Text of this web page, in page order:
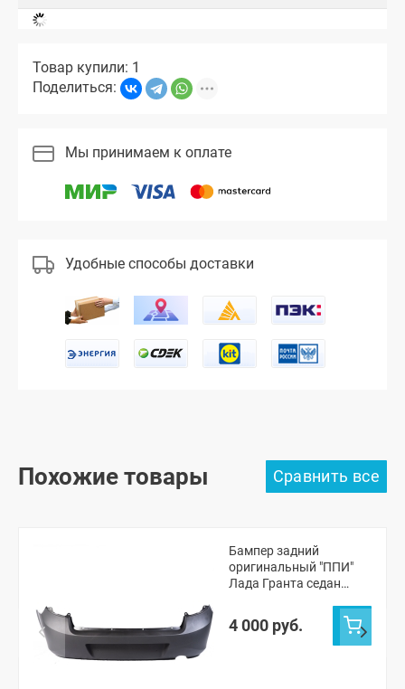
Товар купили: 1
Поделиться:
Мы принимаем к оплате
Удобные способы доставки
Похожие товары
Бампер задний
оригинальный "ППИ"
Лада Гранта седан
4 000 руб.